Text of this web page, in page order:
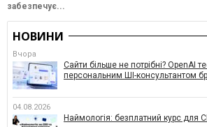
забезпечує...
НОВИНИ
Вчора
Сайти більше не потрібні? OpenAI
персональним ШІ-консультантом
04.08.2026
Наймологія: безплатний курс для